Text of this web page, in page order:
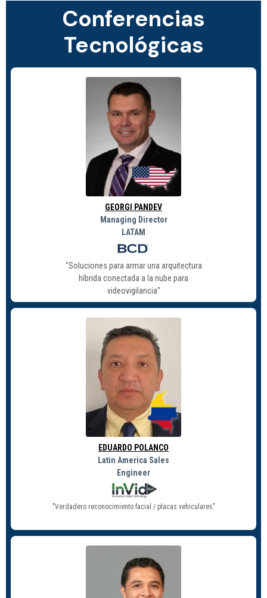
Conferencias
Tecnológicas
GEORGI PANDEV
Managing Director
LATAM
"Soluciones para armar una arquitectura
híbrida conectada a la nube para
videovigilancia"
EDUARDO POLANCO
Latin America Sales
Engineer
"Verdadero reconocimiento facial / placas vehiculares"